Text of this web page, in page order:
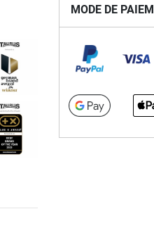
MODE DE